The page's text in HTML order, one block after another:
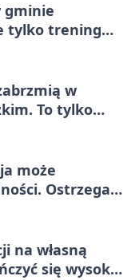
gminie
tylko trening
w
To tylko
może
Ostrzega
na własną
się wysoką